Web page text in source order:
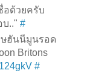
อด้วยครับ
.." #
ษฮันนีมูนรอด
Britons
#